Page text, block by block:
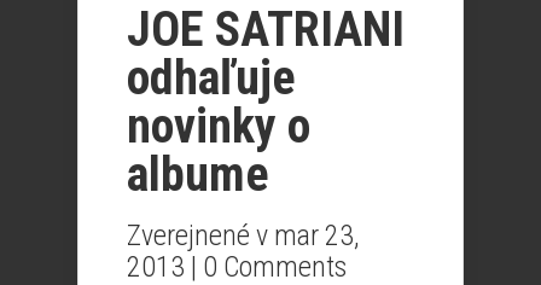
JOE SATRIANI
odhaľuje
novinky o
albume
Zverejnené v mar 23,
2013 | 0 Comments